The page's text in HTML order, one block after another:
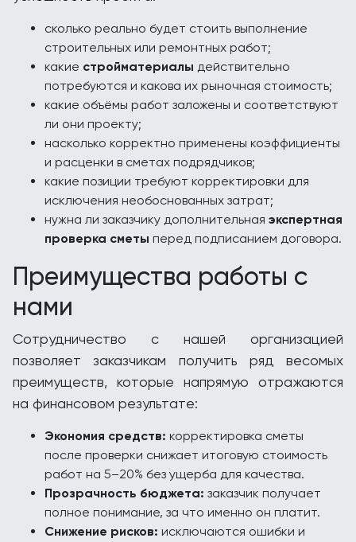
сколько реально будет стоить выполнение
строительных или ремонтных работ;
какие стройматериалы действительно
потребуются и какова их рыночная стоимость;
какие объёмы работ заложены и соответствуют
ли они проекту;
насколько корректно применены коэффициенты
и расценки в сметах подрядчиков;
какие позиции требуют корректировки для
исключения необоснованных затрат;
нужна ли заказчику дополнительная экспертная
проверка сметы перед подписанием договора.
Преимущества работы с
нами
Сотрудничество с нашей организацией
позволяет заказчикам получить ряд весомых
преимуществ, которые напрямую отражаются
на финансовом результате:
Экономия средств: корректировка сметы
после проверки снижает итоговую стоимость
работ на 5–20% без ущерба для качества.
Прозрачность бюджета: заказчик получает
полное понимание, за что именно он платит.
Снижение рисков: исключаются ошибки и